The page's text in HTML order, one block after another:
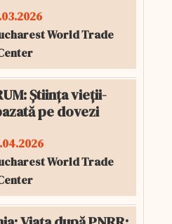
World Trade
Știința vieții-
pe dovezi
World Trade